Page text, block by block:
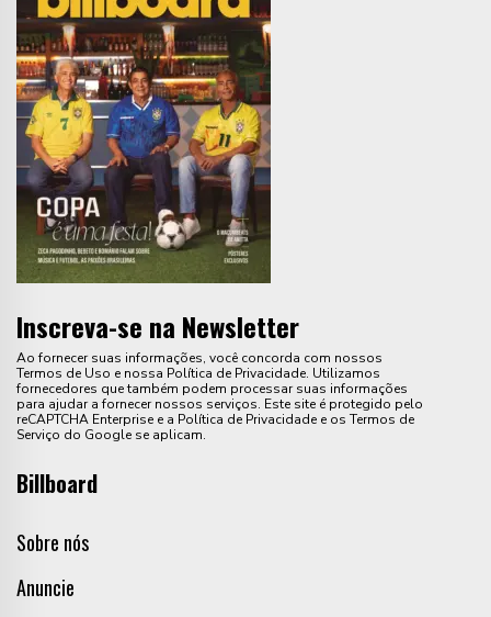
Inscreva-se na Newsletter
Ao fornecer suas informações, você concorda com nossos
Termos de Uso e nossa Política de Privacidade. Utilizamos
fornecedores que também podem processar suas informações
para ajudar a fornecer nossos serviços. Este site é protegido pelo
reCAPTCHA Enterprise e a Política de Privacidade e os Termos de
Serviço do Google se aplicam.
Billboard
Sobre nós
Anuncie